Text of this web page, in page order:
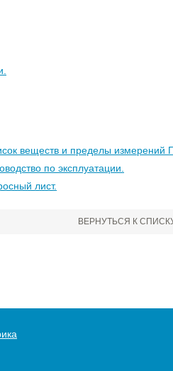
веществ и пределы измерений
по эксплуатации.
лист.
ВЕРНУТЬСЯ К